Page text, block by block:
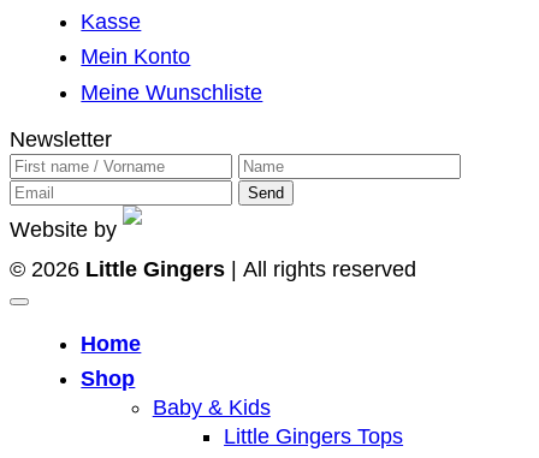
Kasse
Mein Konto
Meine Wunschliste
Newsletter
Website by
© 2026 Little Gingers | All rights reserved
Home
Shop
Baby & Kids
Little Gingers Tops